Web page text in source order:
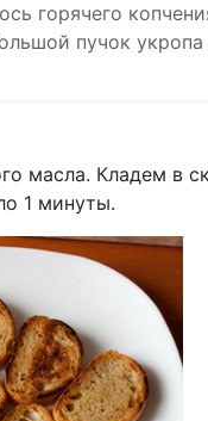
горячего
пучок укропа
масла. Кладем в
1 минуты.